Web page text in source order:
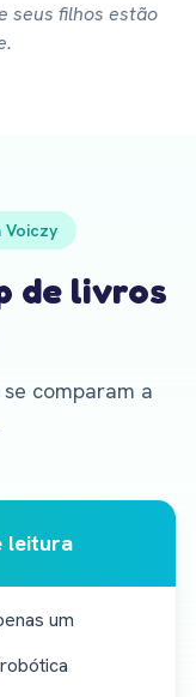
seus filhos estão
Voiczy
de livros
comparam a
leitura
um